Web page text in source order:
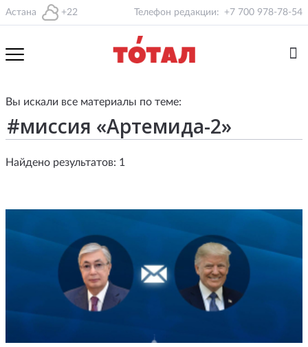
Астана +22 Телефон редакции: +7 700 978-78-54
Вы искали все материалы по теме:
Найдено результатов: 1